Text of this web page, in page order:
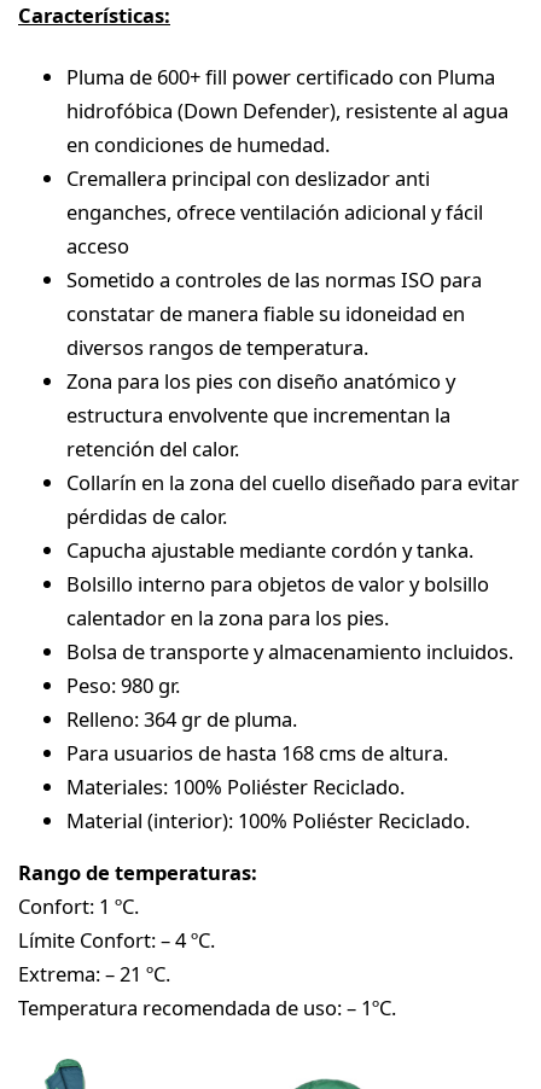
Características:
Pluma de 600+ fill power certificado con Pluma
hidrofóbica (Down Defender), resistente al agua
en condiciones de humedad.
Cremallera principal con deslizador anti
enganches, ofrece ventilación adicional y fácil
acceso
Sometido a controles de las normas ISO para
constatar de manera fiable su idoneidad en
diversos rangos de temperatura.
Zona para los pies con diseño anatómico y
estructura envolvente que incrementan la
retención del calor.
Collarín en la zona del cuello diseñado para evitar
pérdidas de calor.
Capucha ajustable mediante cordón y tanka.
Bolsillo interno para objetos de valor y bolsillo
calentador en la zona para los pies.
Bolsa de transporte y almacenamiento incluidos.
Peso: 980 gr.
Relleno: 364 gr de pluma.
Para usuarios de hasta 168 cms de altura.
Materiales: 100% Poliéster Reciclado.
Material (interior): 100% Poliéster Reciclado.
Rango de temperaturas:
Confort: 1 ºC.
Límite Confort: – 4 ºC.
Extrema: – 21 ºC.
Temperatura recomendada de uso: – 1ºC.